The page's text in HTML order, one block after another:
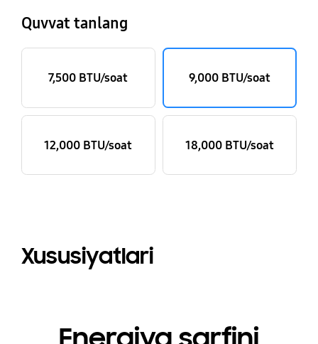
Quvvat tanlang
7,500 BTU/soat 9,000 BTU/soat
12,000 BTU/soat 18,000 BTU/soat
Xususiyatlari